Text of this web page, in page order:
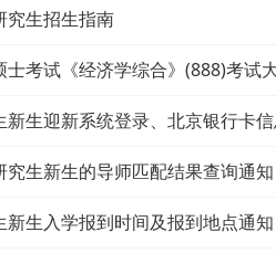
究生招生指南
考试《经济学综合》(888)考试
生迎新系统登录、北京银行卡
生新生的导师匹配结果查询通知
生入学报到时间及报到地点通知